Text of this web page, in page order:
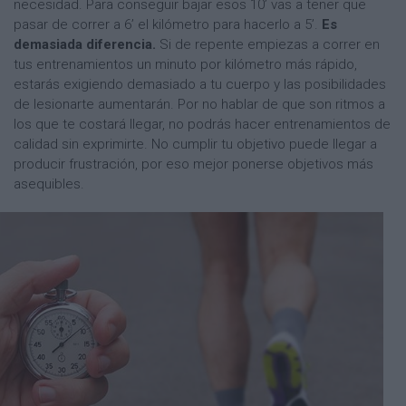
necesidad. Para conseguir bajar esos 10’ vas a tener que
pasar de correr a 6’ el kilómetro para hacerlo a 5’. Es
demasiada diferencia. Si de repente empiezas a correr en
tus entrenamientos un minuto por kilómetro más rápido,
estarás exigiendo demasiado a tu cuerpo y las posibilidades
de lesionarte aumentarán. Por no hablar de que son ritmos a
los que te costará llegar, no podrás hacer entrenamientos de
calidad sin exprimirte. No cumplir tu objetivo puede llegar a
producir frustración, por eso mejor ponerse objetivos más
asequibles.